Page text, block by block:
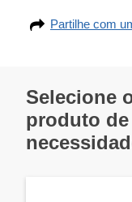
Partilhe com
Selecione
produto